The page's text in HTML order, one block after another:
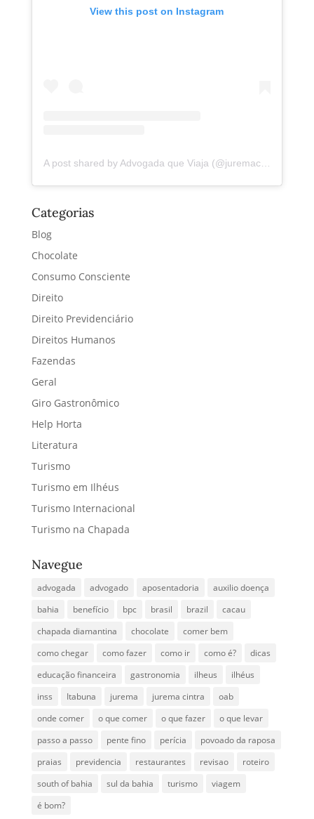
View this post on Instagram
A post shared by Advogada que Viaja (@juremacintra)
Categorias
Blog
Chocolate
Consumo Consciente
Direito
Direito Previdenciário
Direitos Humanos
Fazendas
Geral
Giro Gastronômico
Help Horta
Literatura
Turismo
Turismo em Ilhéus
Turismo Internacional
Turismo na Chapada
Navegue
advogada advogado aposentadoria
auxilio doença
bahia
benefício bpc brasil brazil
cacau
chapada diamantina
chocolate
comer bem
como chegar
como fazer como ir como é?
dicas
educação financeira
gastronomia ilheus
ilhéus
inss
Itabuna jurema jurema cintra
oab
onde comer
o que comer o que fazer
o que levar
passo a passo
pente fino perícia
povoado da raposa
praias
previdencia restaurantes revisao
roteiro
south of bahia
sul da bahia turismo
viagem
é bom?